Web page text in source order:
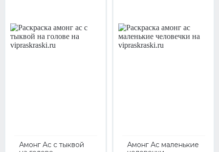
Амонг Ас с тыквой
Амонг Ас маленькие